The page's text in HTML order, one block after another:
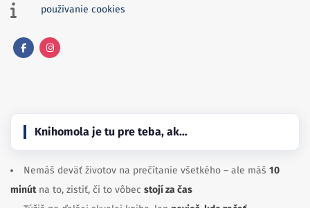
používanie cookies
Knihomola je tu pre teba, ak…
Nemáš deväť životov na prečítanie všetkého – ale máš 10
minútna to, zistiť, či to vôbec stojí za čas